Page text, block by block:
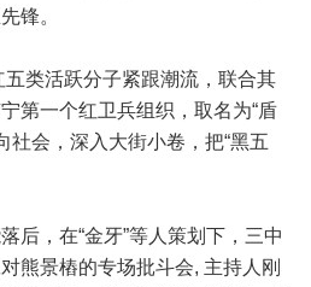
锋。
五类活跃分子紧跟潮流，联合其
第一个红卫兵组织，取名为“盾
社会，深入大街小卷，把“黑五
后，在“金牙”等人策划下，三中
熊景樁的专场批斗会, 主持人刚